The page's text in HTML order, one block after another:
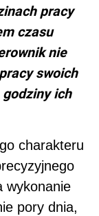
pracy
czasu
nie
swoich
ich
charakteru
wykonanie
pory dnia,